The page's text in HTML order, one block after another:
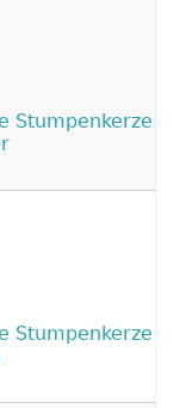
Stumpenkerze
Stumpenkerze